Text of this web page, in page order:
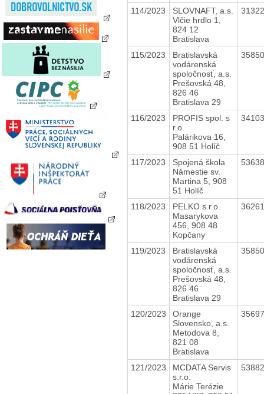
114/2023
SLOVNAFT, a.s.
Vlčie hrdlo 1,
824 12
Bratislava
115/2023
Bratislavská
vodárenská
spoločnosť, a.s.
Prešovská 48,
826 46
Bratislava 29
116/2023
PROFIS spol. s
r.o.
Palárikova 16,
908 51 Holíč
117/2023
Spojená škola
Námestie sv.
Martina 5, 908
51 Holíč
118/2023
PELKO s.r.o.
Masarykova
456, 908 48
Kopčany
119/2023
Bratislavská
vodárenská
spoločnosť, a.s.
Prešovská 48,
826 46
Bratislava 29
120/2023
Orange
Slovensko, a.s.
Metodova 8,
821 08
Bratislava
121/2023
MCDATA Servis
s.r.o.
Márie Terézie